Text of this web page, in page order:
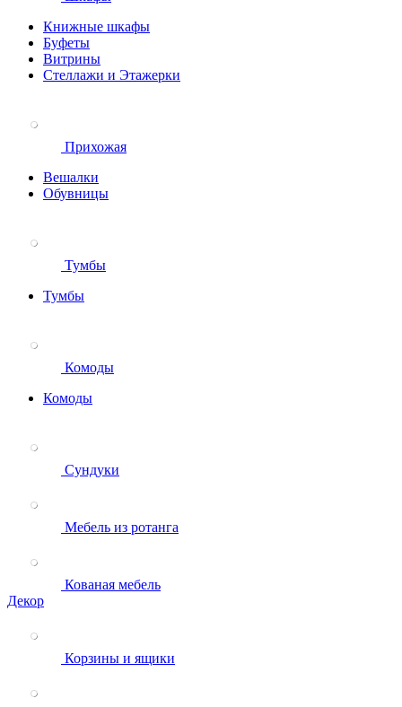
Книжные шкафы
Буфеты
Витрины
Стеллажи и Этажерки
Прихожая
Вешалки
Обувницы
Тумбы
Тумбы
Комоды
Комоды
Сундуки
Мебель из ротанга
Кованая мебель
Декор
Корзины и ящики